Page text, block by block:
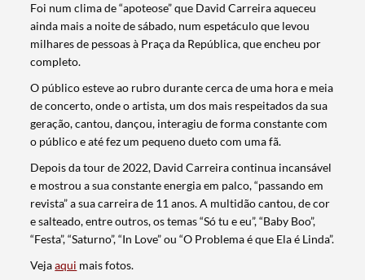
Foi num clima de “apoteose” que David Carreira aqueceu
ainda mais a noite de sábado, num espetáculo que levou
milhares de pessoas à Praça da República, que encheu por
completo.
O público esteve ao rubro durante cerca de uma hora e meia
de concerto, onde o artista, um dos mais respeitados da sua
geração, cantou, dançou, interagiu de forma constante com
o público e até fez um pequeno dueto com uma fã.
Depois da tour de 2022, David Carreira continua incansável
e mostrou a sua constante energia em palco, “passando em
revista” a sua carreira de 11 anos. A multidão cantou, de cor
e salteado, entre outros, os temas “Só tu e eu”, “Baby Boo”,
“Festa”, “Saturno”, “In Love” ou “O Problema é que Ela é Linda”.
Vejaaqui mais fotos.